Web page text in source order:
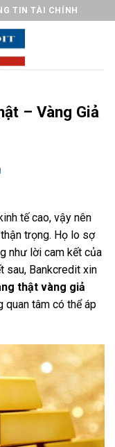
TIN TÀI CHÍNH
– Vàng Giả
tế cao, vậy nên
trọng. Họ lo sợ
như lời cam kết của
sau, Bankcredit xin
thật vàng giả
quan tâm có thể áp